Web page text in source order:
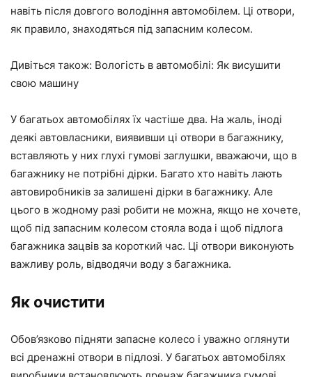
навіть після довгого володіння автомобілем. Ці отвори,
як правило, знаходяться під запасним колесом.
Дивіться також: Вологість в автомобілі: Як висушити
свою машину
У багатьох автомобілях їх частіше два. На жаль, іноді
деякі автовласники, виявивши ці отвори в багажнику,
вставляють у них глухі гумові заглушки, вважаючи, що в
багажнику не потрібні дірки. Багато хто навіть лають
автовиробників за залишені дірки в багажнику. Але
цього в жодному разі робити не можна, якщо не хочете,
щоб під запасним колесом стояла вода і щоб підлога
багажника зацвів за короткий час. Ці отвори виконують
важливу роль, відводячи воду з багажника.
Як очистити
Обов’язково підняти запасне колесо і уважно оглянути
всі дренажні отвори в підлозі. У багатьох автомобілях